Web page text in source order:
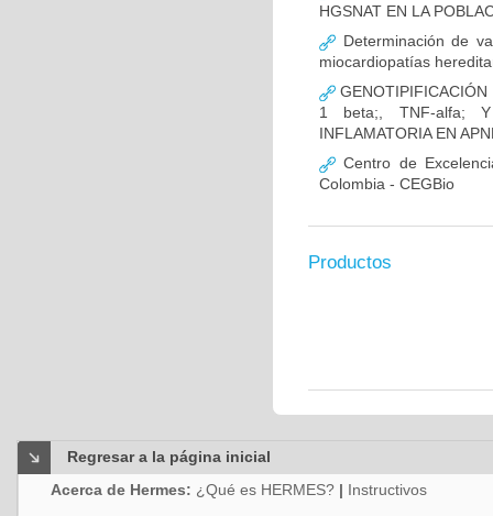
HGSNAT EN LA
Determinación de
miocardiopatías
GENOTIPIFICACIÓN
1 beta;, TNF-alfa; Y
INFLAMATORIA EN
Centro de
Colombia - CEGBio
Productos
Regresar a la página inicial
Acerca de Hermes: ¿Qué es HERMES? | Instructivos